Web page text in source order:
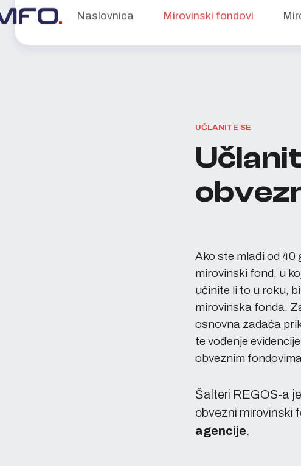
Naslovnica Mirovinski fondovi
UČLANITE SE
Ako ste mlađi od 40
mirovinski fond, u
učinite li to u roku,
mirovinska fonda.
osnovna zadaća
te vođenje
obveznim
Šalteri REGOS-a
obvezni mirovinski
agencije.